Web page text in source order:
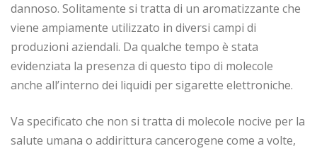
dannoso. Solitamente si tratta di un aromatizzante che
viene ampiamente utilizzato in diversi campi di
produzioni aziendali. Da qualche tempo è stata
evidenziata la presenza di questo tipo di molecole
anche all’interno dei liquidi per sigarette elettroniche.
Va specificato che non si tratta di molecole nocive per la
salute umana o addirittura cancerogene come a volte,